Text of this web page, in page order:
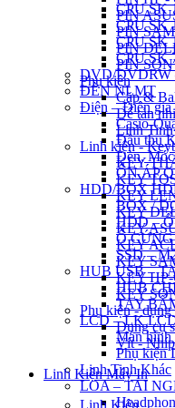
CPU SK
CPU SK
CPU SK
CPU SK
DVD/DVDRW
ĐÈN NLMT
Điện – Điện gia
Casio-
Đầu thu
Đèn,
ỔN ÁP
HDD/BOX
BOX /
HDD –
Ổ
SSD –
HUB USB –
HUB
TAY
LCD – LK
Màn
Phụ kiện
Linh Tinh Khác
LOA – TAI
PIN
PIN
PIN
PIN
Phụ kiện
Cặp &
Đế tản
Linh Tinh
Linh kiện -
KEY
KEY
KEY
KEY
KEY
KEY
KEY
KEY
KEY
Phụ kiện - dụng
Dụng cụ
Vít -
Linh Kiện Máy In